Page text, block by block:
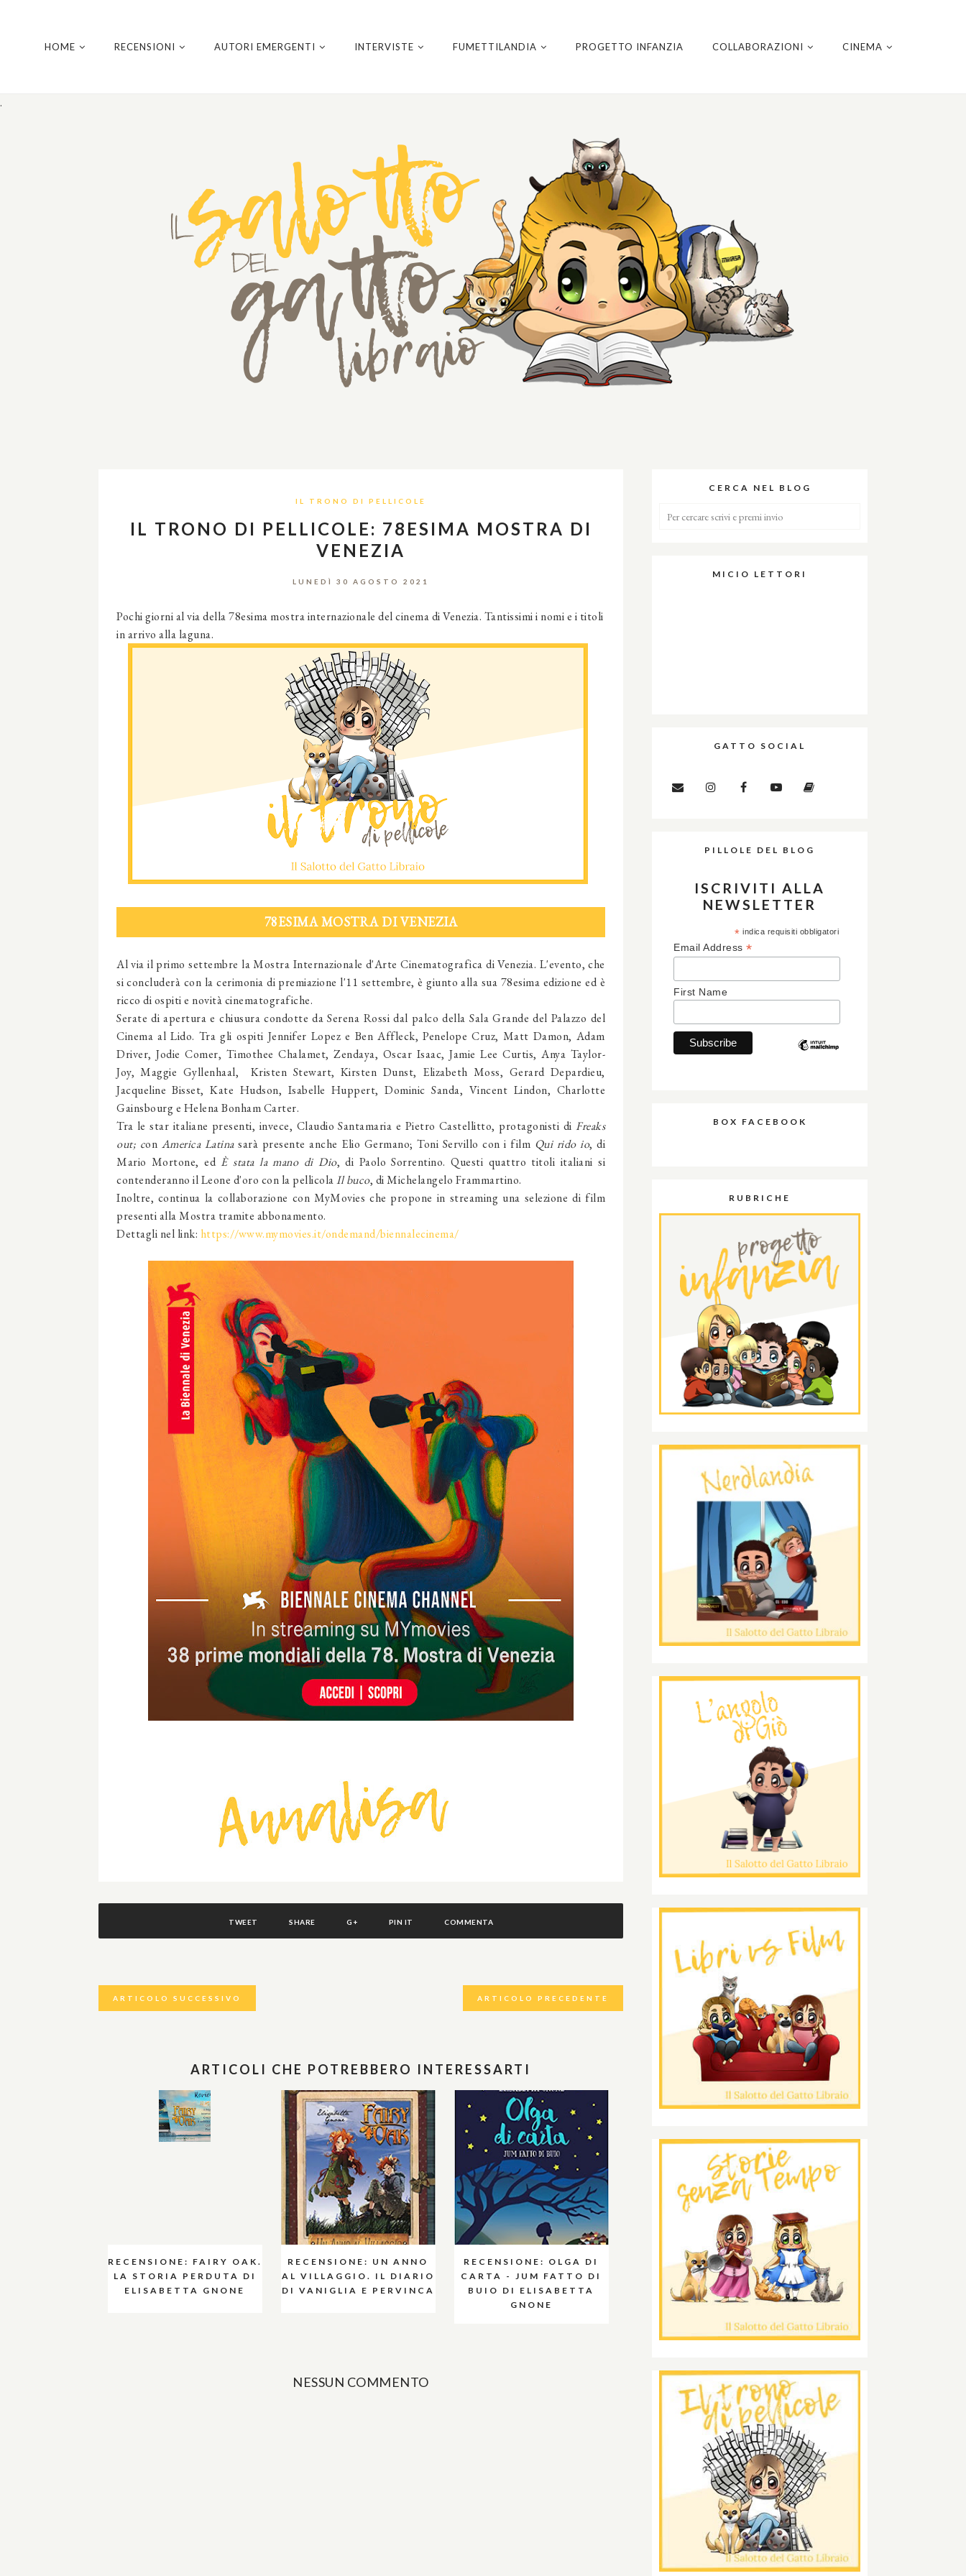
.
HOME RECENSIONI AUTORI EMERGENTI INTERVISTE FUMETTILANDIA PROGETTO INFANZIA COLLABORAZIONI CINEMA
IL TRONO DI PELLICOLE
IL TRONO DI PELLICOLE: 78ESIMA MOSTRA DI
VENEZIA
LUNEDÌ 30 AGOSTO 2021
Pochi giorni al via della 78esima mostra internazionale del cinema di Venezia. Tantissimi i nomi e i titoli
in arrivo alla laguna.
78ESIMA MOSTRA DI VENEZIA
Al via il primo settembre la Mostra Internazionale d'Arte Cinematografica di Venezia. L'evento, che
si concluderà con la cerimonia di premiazione l'11 settembre, è giunto alla sua 78esima edizione ed è
ricco di ospiti e novità cinematografiche.
Serate di apertura e chiusura condotte da Serena Rossi dal palco della Sala Grande del Palazzo del
Cinema al Lido. Tra gli ospiti Jennifer Lopez e Ben Affleck, Penelope Cruz, Matt Damon, Adam
Driver, Jodie Comer, Timothee Chalamet, Zendaya, Oscar Isaac, Jamie Lee Curtis, Anya Taylor-
Joy, Maggie Gyllenhaal, Kristen Stewart, Kirsten Dunst, Elizabeth Moss, Gerard Depardieu,
Jacqueline Bisset, Kate Hudson, Isabelle Huppert, Dominic Sanda, Vincent Lindon, Charlotte
Gainsbourg e Helena Bonham Carter.
Tra le star italiane presenti, invece, Claudio Santamaria e Pietro Castellitto, protagonisti di Freaks
out; con America Latinasarà presente anche Elio Germano; Toni Servillo con i film Qui rido io, di
Mario Mortone, ed È stata la mano di Dio, di Paolo Sorrentino. Questi quattro titoli italiani si
contenderanno il Leone d'oro con la pellicolaIl buco, di Michelangelo Frammartino.
Inoltre, continua la collaborazione con MyMovies che propone in streaming una selezione di film
presenti alla Mostra tramite abbonamento.
Dettagli nel link: https://www.mymovies.it/ondemand/biennalecinema/
TWEET SHARE G+ PIN IT COMMENTA
ARTICOLO SUCCESSIVO ARTICOLO PRECEDENTE
ARTICOLI CHE POTREBBERO INTERESSARTI
RECENSIONE: FAIRY OAK.
LA STORIA PERDUTA DI
ELISABETTA GNONE
RECENSIONE: UN ANNO
AL VILLAGGIO. IL DIARIO
DI VANIGLIA E PERVINCA
RECENSIONE: OLGA DI
CARTA - JUM FATTO DI
BUIO DI ELISABETTA
GNONE
NESSUN COMMENTO
CERCA NEL BLOG
MICIO LETTORI
GATTO SOCIAL
PILLOLE DEL BLOG
ISCRIVITI ALLA
NEWSLETTER
* indica requisiti obbligatori
Email Address *
First Name
BOX FACEBOOK
RUBRICHE